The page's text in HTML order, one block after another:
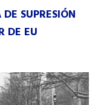
SUPRESIÓN
DE EU